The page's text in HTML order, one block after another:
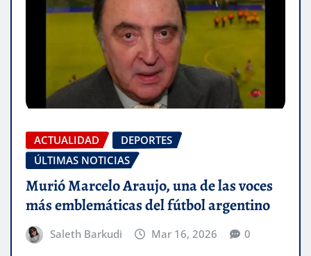
ACTUALIDAD
DEPORTES
ÚLTIMAS NOTICIAS
Murió Marcelo Araujo, una de las voces
más emblemáticas del fútbol argentino
Saleth Barkudi Mar 16, 2026 0